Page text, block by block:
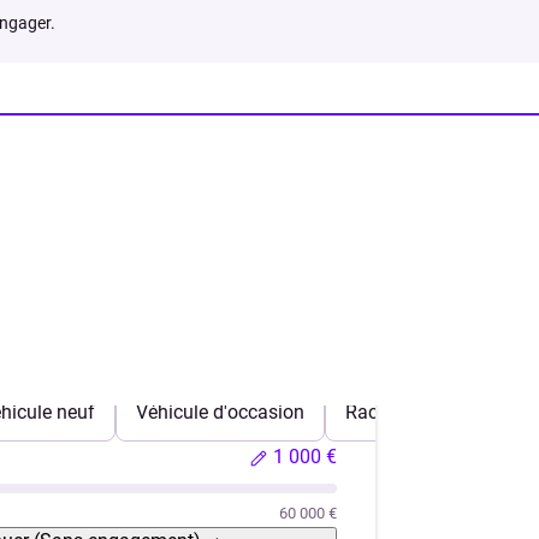
neuf Véhicule d'occasion Rachat de crédits
1 000 €
60 000 €